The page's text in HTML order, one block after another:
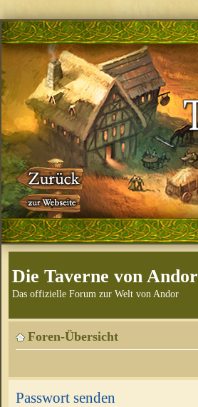
Die Taverne von Andor
Das offizielle Forum zur Welt von Andor
Foren-Übersicht
Passwort senden